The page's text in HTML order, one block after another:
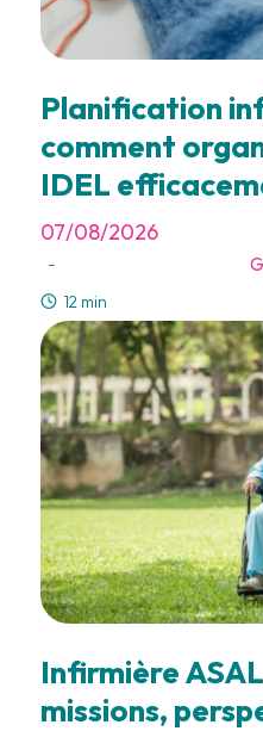
Planification
comment
IDEL
07/08/2026
-
12 min
Infirmière
missions,